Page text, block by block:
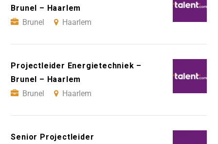
Brunel – Haarlem
Brunel
Haarlem
Projectleider Energietechniek –
Brunel – Haarlem
Brunel
Haarlem
Senior Projectleider